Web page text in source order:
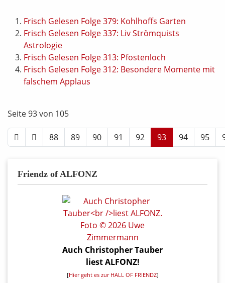
Frisch Gelesen Folge 379: Kohlhoffs Garten
Frisch Gelesen Folge 337: Liv Strömquists
Astrologie
Frisch Gelesen Folge 313: Pfostenloch
Frisch Gelesen Folge 312: Besondere Momente mit
falschem Applaus
Seite 93 von 105
88 89 90 91 92 93 94 95
Friendz of ALFONZ
Auch Christopher Tauber
liest ALFONZ!
[Hier geht es zur HALL OF FRIENDZ]